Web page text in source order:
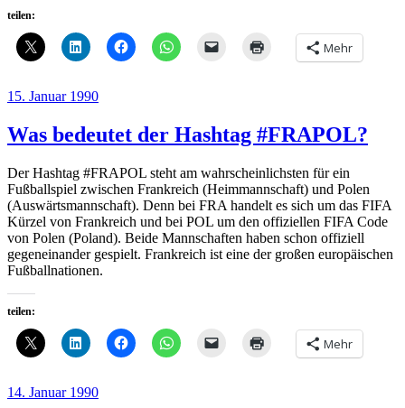
teilen:
Mehr
Veröffentlicht
15. Januar 1990
Was bedeutet der Hashtag #FRAPOL?
Der Hashtag #FRAPOL steht am wahrscheinlichsten für ein
Fußballspiel zwischen Frankreich (Heimmannschaft) und Polen
(Auswärtsmannschaft). Denn bei FRA handelt es sich um das FIFA
Kürzel von Frankreich und bei POL um den offiziellen FIFA Code
von Polen (Poland). Beide Mannschaften haben schon offiziell
gegeneinander gespielt. Frankreich ist eine der großen europäischen
Fußballnationen.
teilen:
Mehr
Veröffentlicht
14. Januar 1990